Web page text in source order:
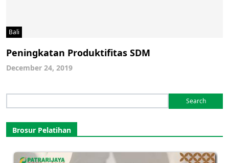
Bali
Peningkatan Produktifitas SDM
December 24, 2019
for:
Brosur Pelatihan